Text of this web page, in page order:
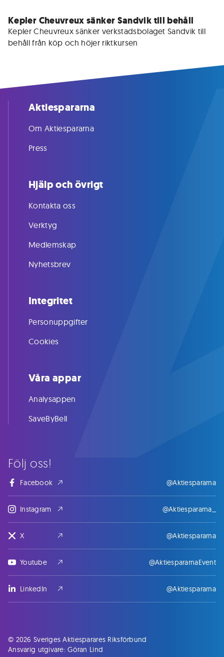
Kepler Cheuvreux sänker Sandvik till behåll
Kepler Cheuvreux sänker verkstadsbolaget Sandvik till
behåll från köp och höjer riktkursen
Följ oss!
Facebook @Aktiespararna
Instagram @Aktiespararna_
X @Aktiespararna
Youtube @AktiespararnaEvent
LinkedIn @Aktiespararna
Aktiespararna
Om Aktiespararna
Press
Hjälp och övrigt
Kontakta oss
Verktyg
Medlemskap
Nyhetsbrev
Integritet
Personuppgifter
Cookies
Våra appar
Analysappen
SaveByBell
© 2026 Sveriges Aktiesparares Riksförbund
Ansvarig utgivare: Göran Lind